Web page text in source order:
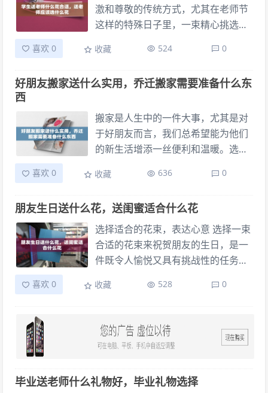
力和地域文化习俗的影响，因此会有
较大的差异。
物常常是最受欢迎的选择。这类礼物
不仅能够展示出学生的细心和关心，
用。比如： - 办公用品套装：如笔记
好地组织教学资料。
激和尊敬的传统方式，尤其在老师节
这样的特殊日子里，一束精心挑选的
能传递出深情厚意和尊重之情。选择
氛围，更能让老师感受到学生的诚挚
选花束时，首先要考虑老师的个人喜
好和性格特点。有些老师可能偏爱典
雅高贵的花卉，如百合或康乃馨，这
纯洁；而有些老师则可能更喜欢色彩
勿忘我，这类花卉能给人带来愉悦和
生机。
喜欢 0 收藏 524 0
好朋友搬家送什么实用，乔迁搬家需要准备什么东
西
搬家是人生中的一件大事，尤其是对
于好朋友而言，我们总希望能为他们
的新生活增添一丝便利和温暖。选择
利过渡，还能表达我们的关心和祝
用的搬家礼物建议。 厨房必备：为新
居增添温馨 搬家后，新居的厨房常常
是第一个需要布置和装备的地方。送
一套优质的锅具或刀具，可以帮助朋
些实用的厨房小工具如砧板、厨房电
活的便利性。
喜欢 0 收藏 636 0
朋友生日送什么花，送闺蜜适合什么花
选择适合的花束，表达心意 选择一束
合适的花束来祝贺朋友的生日，是一
件既令人愉悦又具有挑战性的任务。
择适合的花卉非常重要。如果你的朋
郁金香，那么一个充满生机的花束将
是个不错的选择。如果她更喜欢朴素
和清新的感觉，那么一束精致的洋甘
虑朋友的个人品味和喜好 每个人对花
喜欢 0 收藏 528 0
毕业送老师什么礼物好，毕业礼物选择